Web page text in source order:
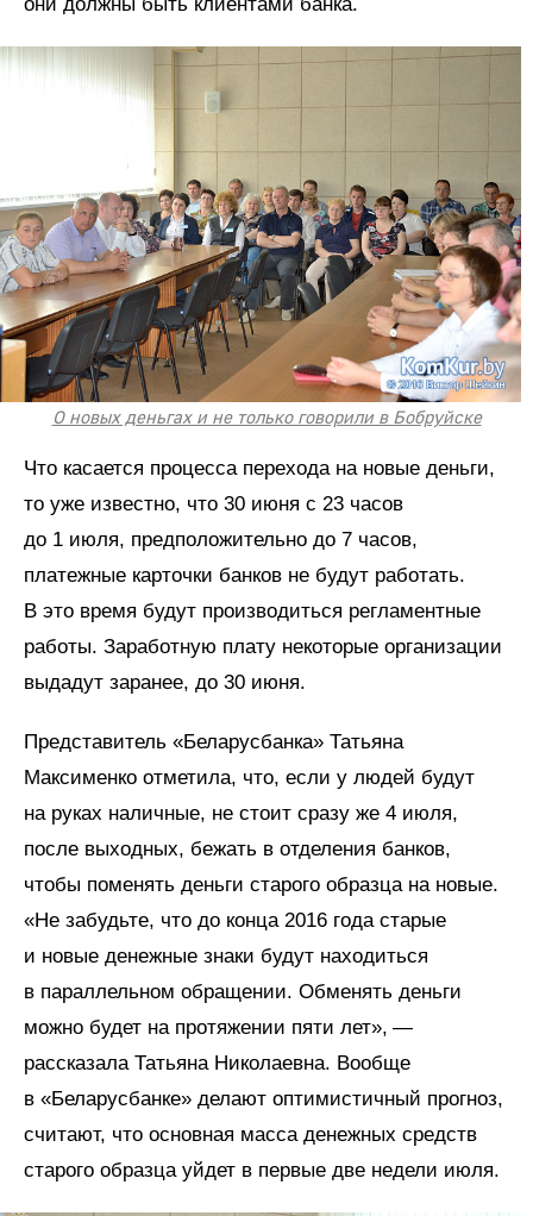
О новых деньгах и не только говорили в Бобруйске
Что касается процесса перехода на новые деньги,
то уже известно, что 30 июня с 23 часов
до 1 июля, предположительно до 7 часов,
платежные карточки банков не будут работать.
В это время будут производиться регламентные
работы. Заработную плату некоторые организации
выдадут заранее, до 30 июня.
Представитель «Беларусбанка» Татьяна
Максименко отметила, что, если у людей будут
на руках наличные, не стоит сразу же 4 июля,
после выходных, бежать в отделения банков,
чтобы поменять деньги старого образца на новые.
«Не забудьте, что до конца 2016 года старые
и новые денежные знаки будут находиться
в параллельном обращении. Обменять деньги
можно будет на протяжении пяти лет», —
рассказала Татьяна Николаевна. Вообще
в «Беларусбанке» делают оптимистичный прогноз,
считают, что основная масса денежных средств
старого образца уйдет в первые две недели июля.